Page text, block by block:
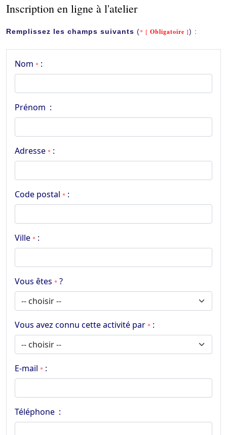
Inscription en ligne à l'atelier
Remplissez les champs suivants (* [ Obligatoire ]) :
Nom * :
Prénom :
Adresse * :
Code postal * :
Ville * :
Vous êtes * ?
Vous avez connu cette activité par * :
E-mail * :
Téléphone :